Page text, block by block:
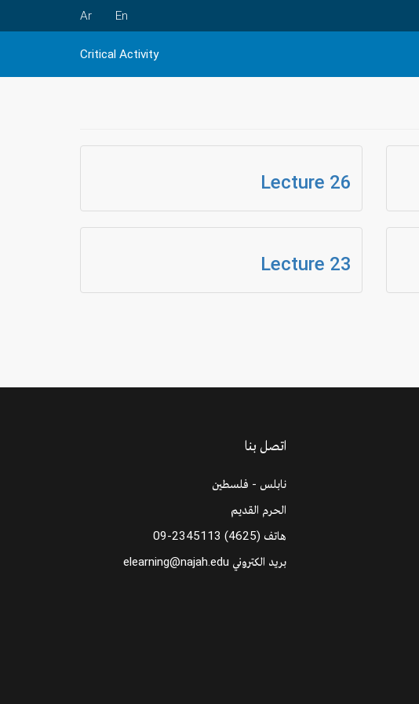
En
Ar
Critical Activity
Lecture 26
Lecture 23
اتصل بنا
نابلس - فلسطين
الحرم القديم
هاتف 09-2345113 (4625)
بريد الكتروني elearning@najah.edu